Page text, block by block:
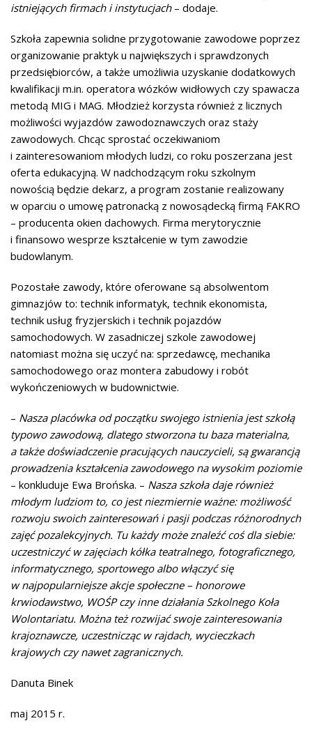
istniejących firmach i instytucjach– dodaje.
Szkoła zapewnia solidne przygotowanie zawodowe poprzez
organizowanie praktyk u największych i sprawdzonych
przedsiębiorców, a także umożliwia uzyskanie dodatkowych
kwalifikacji m.in. operatora wózków widłowych czy spawacza
metodą MIG i MAG. Młodzież korzysta również z licznych
możliwości wyjazdów zawodoznawczych oraz staży
zawodowych. Chcąc sprostać oczekiwaniom
i zainteresowaniom młodych ludzi, co roku poszerzana jest
oferta edukacyjną. W nadchodzącym roku szkolnym
nowością będzie dekarz, a program zostanie realizowany
w oparciu o umowę patronacką z nowosądecką firmą FAKRO
– producenta okien dachowych. Firma merytorycznie
i finansowo wesprze kształcenie w tym zawodzie
budowlanym.
Pozostałe zawody, które oferowane są absolwentom
gimnazjów to: technik informatyk, technik ekonomista,
technik usług fryzjerskich i technik pojazdów
samochodowych. W zasadniczej szkole zawodowej
natomiast można się uczyć na: sprzedawcę, mechanika
samochodowego oraz montera zabudowy i robót
wykończeniowych w budownictwie.
– Nasza placówka od początku swojego istnienia jest szkołą
typowo zawodową, dlatego stworzona tu baza materialna,
a także doświadczenie pracujących nauczycieli, są gwarancją
prowadzenia kształcenia zawodowego na wysokim poziomie
– konkluduje Ewa Brońska. – Nasza szkoła daje również
młodym ludziom to, co jest niezmiernie ważne: możliwość
rozwoju swoich zainteresowań i pasji podczas różnorodnych
zajęć pozalekcyjnych. Tu każdy może znaleźć coś dla siebie:
uczestniczyć w zajęciach kółka teatralnego, fotograficznego,
informatycznego, sportowego albo włączyć się
w najpopularniejsze akcje społeczne – honorowe
krwiodawstwo, WOŚP czy inne działania Szkolnego Koła
Wolontariatu. Można też rozwijać swoje zainteresowania
krajoznawcze, uczestnicząc w rajdach, wycieczkach
krajowych czy nawet zagranicznych.
Danuta Binek
maj 2015 r.